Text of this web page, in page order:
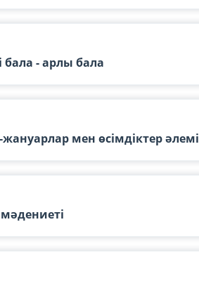
бала - арлы бала
мен өсімдіктер әлемі